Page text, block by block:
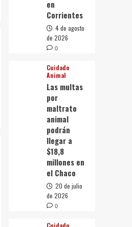
en
Corrientes
4 de agosto
de 2026
0
Cuidado
Animal
Las multas
por
maltrato
animal
podrán
llegar a
$18,8
millones en
el Chaco
20 de julio
de 2026
0
Cuidado